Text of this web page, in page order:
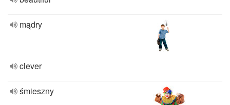
mądry
clever
śmieszny